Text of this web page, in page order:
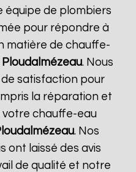
équipe de plombiers
pour répondre à
matière de chauffe-
Ploudalmézeau. Nous
satisfaction pour
la réparation et
votre chauffe-eau
. Nos
ont laissé des avis
de qualité et notre